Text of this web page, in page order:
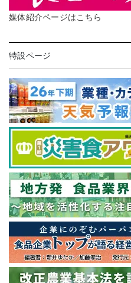
媒体紹介ページはこちら
特設ページ